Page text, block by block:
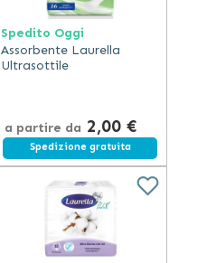
Spedito Oggi
Assorbente Laurella
Ultrasottile
a partire da 2,00 €
Spedizione gratuita